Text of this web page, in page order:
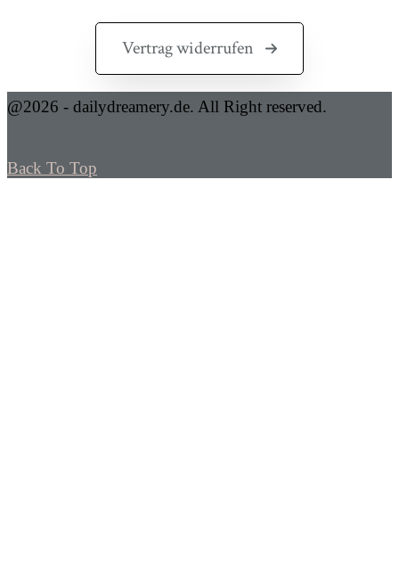
Vertrag widerrufen
@2026 - dailydreamery.de. All Right reserved.
Back To Top